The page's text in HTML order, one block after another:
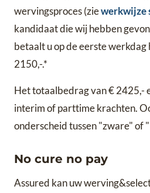
wervingsproces (ziewerkwijze
kandidaat die wij hebben
betaalt u op de eerste
2150,-.*
Het totaalbedrag van € 2425,-
interim of parttime krachten.
onderscheid tussen "zware" of
No cure no pay
Assured kan uw